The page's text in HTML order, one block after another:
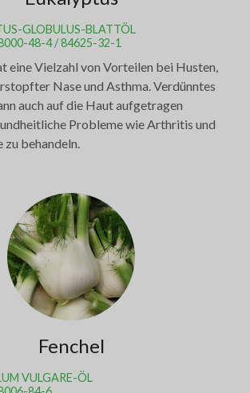
GLOBULUS-BLATTÖL
48-4 / 84625-32-1
eine Vielzahl von Vorteilen bei Husten,
Nase und Asthma. Verdünntes
auch auf die Haut aufgetragen
Probleme wie Arthritis und
behandeln.
Fenchel
VULGARE-ÖL